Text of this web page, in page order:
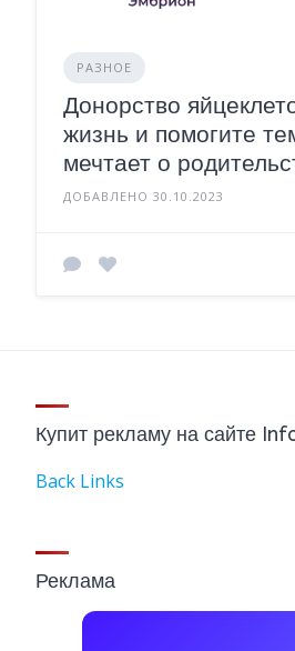
РАЗНОЕ
Донорство
жизнь и помогите
мечтает о
ДОБАВЛЕНО 30.10.2023
Купит рекламу на сайте
Back Links
Реклама